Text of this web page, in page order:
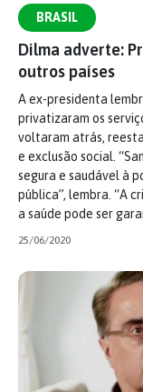
BRASIL
Dilma adverte:
outros países
A ex-presidenta
privatizaram os
voltaram atrás,
e exclusão social.
segura e saudável à
pública”, lembra. “A
a saúde pode ser
25/06/2020